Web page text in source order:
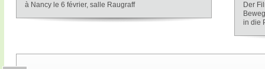
à Nancy le 6 février, salle Raugraff
Der
in die